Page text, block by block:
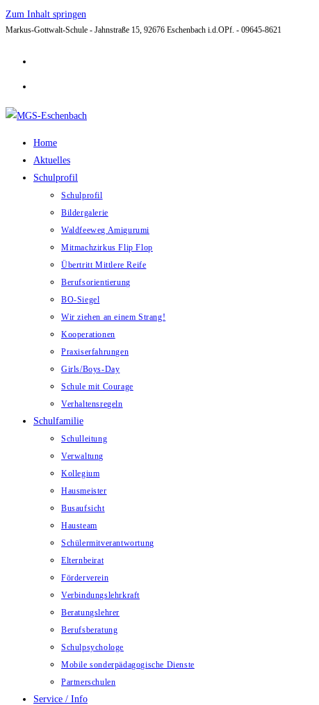
Zum Inhalt springen
Markus-Gottwalt-Schule - Jahnstraße 15, 92676 Eschenbach i.d.OPf. - 09645-8621
Home
Aktuelles
Schulprofil
Schulprofil
Bildergalerie
Waldfeeweg Amigurumi
Mitmachzirkus Flip Flop
Übertritt Mittlere Reife
Berufsorientierung
BO-Siegel
Wir ziehen an einem Strang!
Kooperationen
Praxiserfahrungen
Girls/Boys-Day
Schule mit Courage
Verhaltensregeln
Schulfamilie
Schulleitung
Verwaltung
Kollegium
Hausmeister
Busaufsicht
Hausteam
Schülermitverantwortung
Elternbeirat
Förderverein
Verbindungslehrkraft
Beratungslehrer
Berufsberatung
Schulpsychologe
Mobile sonderpädagogische Dienste
Partnerschulen
Service / Info